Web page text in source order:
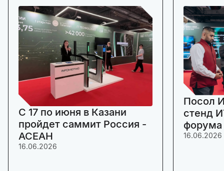
C 17 по июня в Казани
пройдет саммит Россия -
АСЕАН
16.06.2026
Посол
стенд
16.06.2026